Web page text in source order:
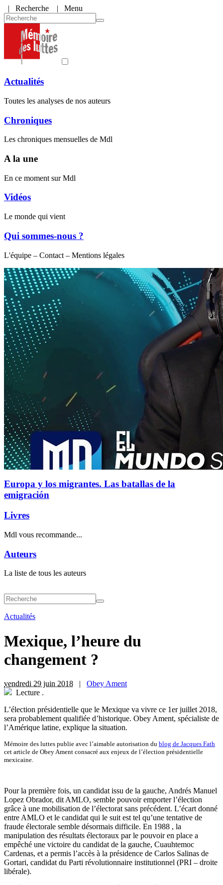
| Recherche | Menu
Actualités
Toutes les analyses de nos auteurs
Chroniques
Les chroniques mensuelles de Mdl
A la une
En ce moment sur Mdl
Vidéos
Le monde qui vient
Qui sommes-nous ?
L'équipe – Contact – Mentions légales
Europa y los migrantes. Las batallas de la
emigración
Livres
Mdl vous recommande...
Auteurs
La liste de tous les auteurs
Actualités
Mexique, l’heure du
changement ?
vendredi 29 juin 2018 | Obey Ament
Lecture .
L’élection présidentielle que le Mexique va vivre ce 1er juillet 2018,
sera probablement qualifiée d’historique. Obey Ament, spécialiste de
l’Amérique latine, explique la situation.
Mémoire des luttes publie avec l’aimable autorisation du blog de Jacques Fath
cet article de Obey Ament consacré aux enjeux de l’élection présidentielle
mexicaine.
Pour la première fois, un candidat issu de la gauche, Andrés Manuel
Lopez Obrador, dit AMLO, semble pouvoir emporter l’élection
grâce à une mobilisation de l’électorat sans précédent. L’écart donné
entre AMLO et le candidat qui le suit est tel qu’une tentative de
fraude électorale semble désormais difficile. En 1988 , la
manipulation des résultats électoraux par le pouvoir en place a
empêché une victoire du candidat de la gauche, Cuauhtemoc
Cardenas, et a permis l’accès à la présidence de Carlos Salinas de
Gortari, candidat du Parti révolutionnaire institutionnel (PRI – droite
libérale).